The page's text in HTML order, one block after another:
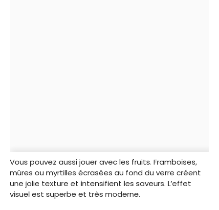
Vous pouvez aussi jouer avec les fruits. Framboises,
mûres ou myrtilles écrasées au fond du verre créent
une jolie texture et intensifient les saveurs. L’effet
visuel est superbe et très moderne.